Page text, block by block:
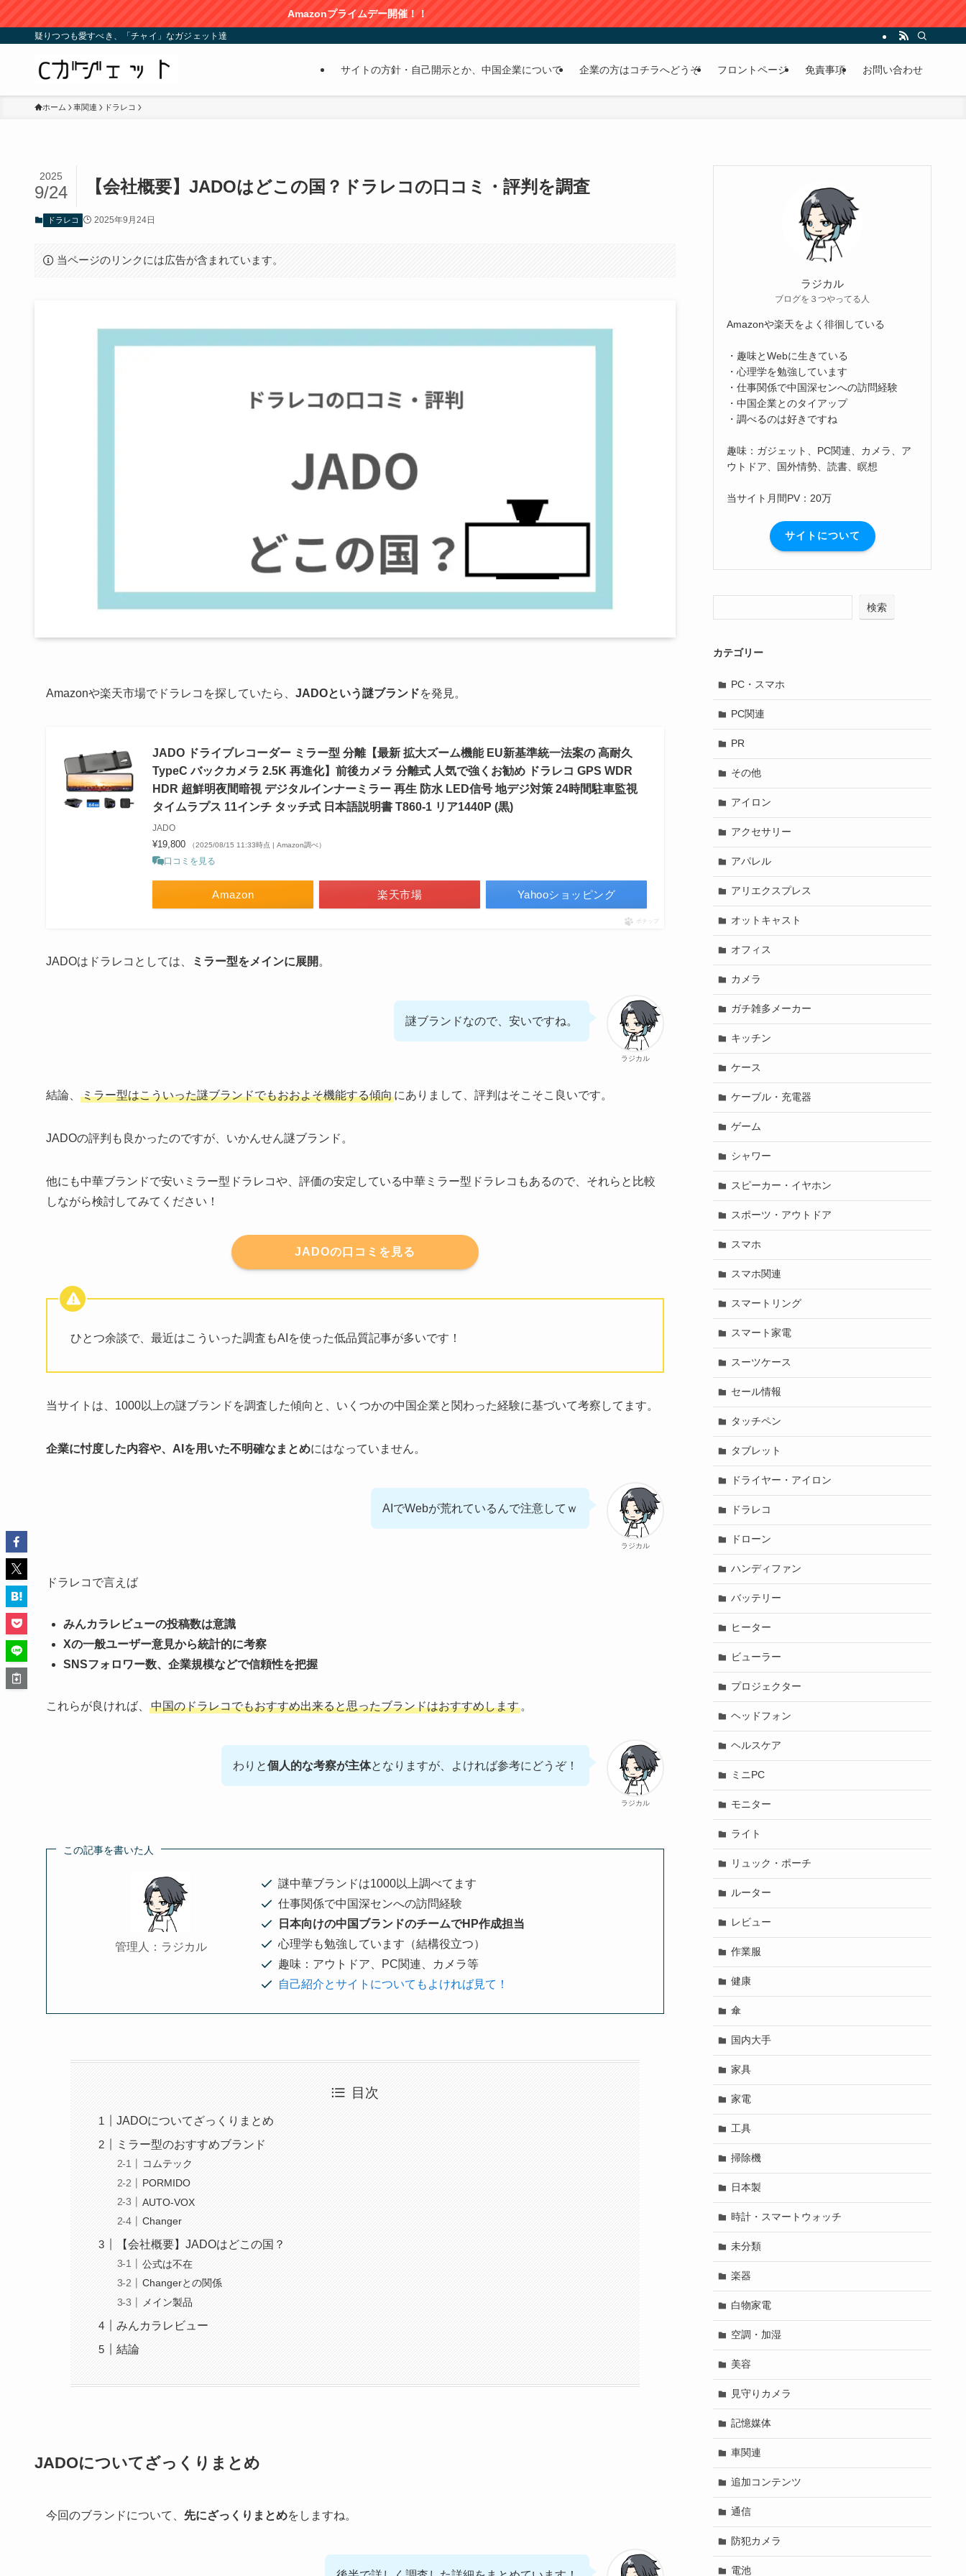
Amazonプライムデー開催！！
疑りつつも愛すべき、「チャイ」なガジェット達
サイトの方針・自己開示とか、中国企業について 企業の方はコチラへどうぞ フロントページ 免責事項 お問い合わせ
ホーム 車関連 ドラレコ
【会社概要】JADOはどこの国？ドラレコの口コミ・評判を調査
2025
9/24
ドラレコ 2025年9月24日
当ページのリンクには広告が含まれています。
Amazonや楽天市場でドラレコを探していたら、 JADOという謎ブランドを発見。
JADO ドライブレコーダー ミラー型 分離【最新 拡大ズーム機能 EU新基準統一法案の 高耐久
TypeC バックカメラ 2.5K 再進化】前後カメラ 分離式 人気で強くお勧め ドラレコ GPS WDR
HDR 超鮮明夜間暗視 デジタルインナーミラー 再生 防水 LED信号 地デジ対策 24時間駐車監視
タイムラプス 11インチ タッチ式 日本語説明書 T860-1 リア1440P (黒)
JADO
¥19,800 （2025/08/15 11:33時点 | Amazon調べ）
口コミを見る
Amazon 楽天市場 Yahooショッピング
ポチップ
JADOはドラレコとしては、 ミラー型をメインに展開 。
ラジカル
謎ブランドなので、安いですね。
結論、 ミラー型はこういった謎ブランドでもおおよそ機能する傾向にありまして、評判はそこそこ良いです。
JADOの評判も良かったのですが、いかんせん謎ブランド。
他にも中華ブランドで安いミラー型ドラレコや、評価の安定している中華ミラー型ドラレコもあるので、それらと比較
しながら検討してみてください！
JADOの口コミを見る
ひとつ余談で、最近はこういった調査もAIを使った低品質記事が多いです！
当サイトは、1000以上の謎ブランドを調査した傾向と、いくつかの中国企業と関わった経験に基づいて考察してます。
企業に忖度した内容や、AIを用いた不明確なまとめにはなっていません。
ラジカル
AIでWebが荒れているんで注意してｗ
ドラレコで言えば
みんカラレビューの投稿数は意識
Xの一般ユーザー意見から統計的に考察
SNSフォロワー数、企業規模などで信頼性を把握
これらが良ければ、 中国のドラレコでもおすすめ出来ると思ったブランドはおすすめします 。
ラジカル
わりと個人的な考察が主体となりますが、よければ参考にどうぞ！
この記事を書いた人
管理人：ラジカル
謎中華ブランドは1000以上調べてます
仕事関係で中国深センへの訪問経験
日本向けの中国ブランドのチームでHP作成担当
心理学も勉強しています（結構役立つ）
趣味：アウトドア、PC関連、カメラ等
自己紹介とサイトについてもよければ見て！
目次
JADOについてざっくりまとめ
ミラー型のおすすめブランド
コムテック
PORMIDO
AUTO-VOX
Changer
【会社概要】JADOはどこの国？
公式は不在
Changerとの関係
メイン製品
みんカラレビュー
結論
JADOについてざっくりまとめ
今回のブランドについて、 先にざっくりまとめをしますね。
ラジカル
ブログを３つやってる人
Amazonや楽天をよく徘徊している
・趣味とWebに生きている
・心理学を勉強しています
・仕事関係で中国深センへの訪問経験
・中国企業とのタイアップ
・調べるのは好きですね
趣味：ガジェット、PC関連、カメラ、ア
ウトドア、国外情勢、読書、瞑想
当サイト月間PV：20万
サイトについて
検索
カテゴリー
PC・スマホ
PC関連
PR
その他
アイロン
アクセサリー
アパレル
アリエクスプレス
オットキャスト
オフィス
カメラ
ガチ雑多メーカー
キッチン
ケース
ケーブル・充電器
ゲーム
シャワー
スピーカー・イヤホン
スポーツ・アウトドア
スマホ
スマホ関連
スマートリング
スマート家電
スーツケース
セール情報
タッチペン
タブレット
ドライヤー・アイロン
ドラレコ
ドローン
ハンディファン
バッテリー
ヒーター
ビューラー
プロジェクター
ヘッドフォン
ヘルスケア
ミニPC
モニター
ライト
リュック・ポーチ
ルーター
レビュー
作業服
健康
傘
国内大手
家具
家電
工具
掃除機
日本製
時計・スマートウォッチ
未分類
楽器
白物家電
空調・加湿
美容
見守りカメラ
記憶媒体
車関連
追加コンテンツ
通信
防犯カメラ
電池